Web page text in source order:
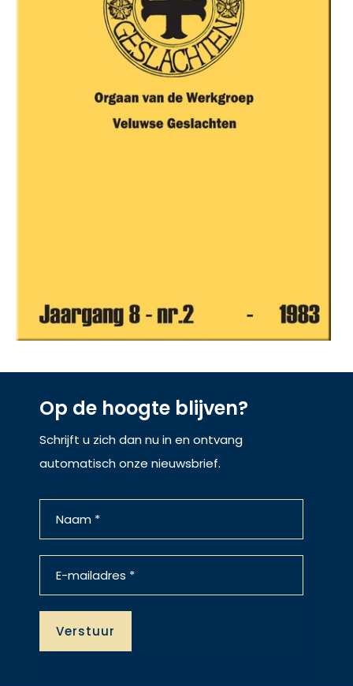
Op de hoogte blijven?
Schrijft u zich dan nu in en ontvang
automatisch onze nieuwsbrief.